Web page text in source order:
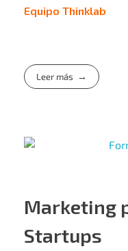
Equipo Thinklab
Leer más
Marketing
Startups